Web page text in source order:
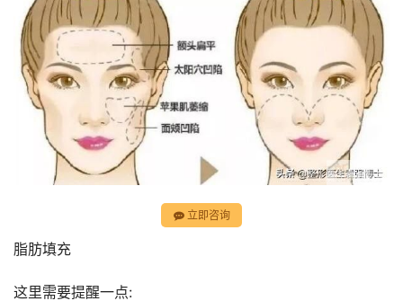
立即咨询
脂肪填充
这里需要提醒一点: